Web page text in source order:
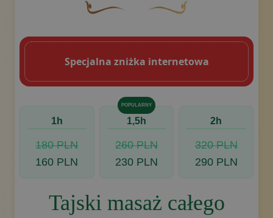
Specjalna zniżka internetowa
1h
180 PLN
160 PLN
POPULARNY
1,5h
260 PLN
230 PLN
2h
320 PLN
290 PLN
Tajski masaż całego